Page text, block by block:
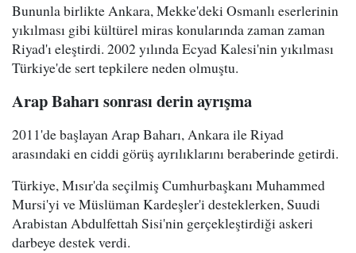
Bununla birlikte Ankara, Mekke'deki Osmanlı eserlerinin
yıkılması gibi kültürel miras konularında zaman zaman
Riyad'ı eleştirdi. 2002 yılında Ecyad Kalesi'nin yıkılması
Türkiye'de sert tepkilere neden olmuştu.
Arap Baharı sonrası derin ayrışma
2011'de başlayan Arap Baharı, Ankara ile Riyad
arasındaki en ciddi görüş ayrılıklarını beraberinde getirdi.
Türkiye, Mısır'da seçilmiş Cumhurbaşkanı Muhammed
Mursi'yi ve Müslüman Kardeşler'i desteklerken, Suudi
Arabistan Abdulfettah Sisi'nin gerçekleştirdiği askeri
darbeye destek verdi.